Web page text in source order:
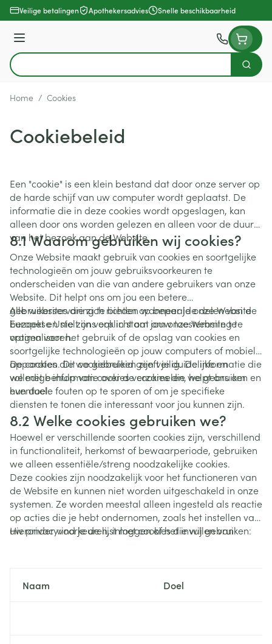
Ga naar de inhoud
Veilige betalingen Apothekersadvies Snelle beschikbaarheid
Menu
Product, merk, categorie...
Zoek
Home / Cookies
Cookiebeleid
Een "cookie" is een klein bestand dat door onze server op
de harde schijf van uw computer wordt geplaatst. De
informatie die in deze cookies wordt opgeslagen, kan
alleen door ons worden gelezen en alleen voor de duur
van het bezoek aan de Website.
8.1 Waarom gebruiken wij cookies?
Onze Website maakt gebruik van cookies en soortgelijke
technologieën om jouw gebruiksvoorkeuren te
onderscheiden van die van andere gebruikers van onze
Website. Dit helpt ons om jou een betere
gebruikerservaring te bieden wanneer je onze Website
bezoekt en stelt ons ook in staat om onze Website te
optimaliseren.
Alle websites die zich richten op bepaalde delen van de
Europese Unie zijn verplicht om jouw toestemming te
vragen voor het gebruik of de opslag van cookies en
soortgelijke technologieën op jouw computers of mobiele
apparaten. Dit cookiebeleid geeft je duidelijke en
volledige informatie over de cookies die we gebruiken en
hun doel.
De cookies die we gebruiken zijn veilig. De informatie die
we met behulp van cookies verzamelen, helpt ons om
eventuele fouten op te sporen of om je specifieke
diensten te tonen die interessant voor jou kunnen zijn.
8.2 Welke cookies gebruiken we?
Hoewel er verschillende soorten cookies zijn, verschillend
in functionaliteit, herkomst of bewaarperiode, gebruiken
we alleen essentiële/streng noodzakelijke cookies.
Deze cookies zijn noodzakelijk voor het functioneren van
de Website en kunnen niet worden uitgeschakeld in onze
systemen. Ze worden meestal alleen ingesteld als reactie
op acties die je hebt ondernomen, zoals het instellen van
uw privacyvoorkeuren, inloggen of het invullen van
Hieronder vind je de lijst met cookies die wij gebruiken:
Naam Doel